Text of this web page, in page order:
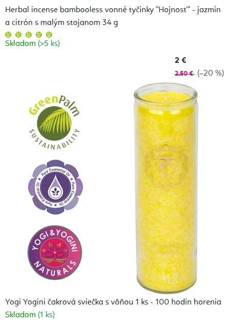
Herbal incense bambooless vonné tyčinky "Hojnosť" - jazmín
a citrón s malým stojanom 34 g
hodnotenie
produktu
je
Skladom (>5 ks)
2 €
2,50 € (–20 %)
Yogi Yogini čakrová sviečka s vôňou 1 ks - 100 hodín horenia
Skladom (1 ks)